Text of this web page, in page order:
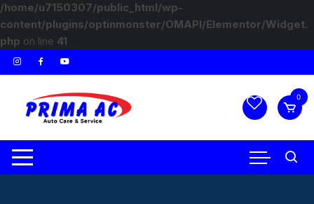
/home/u7150307/public_html/wp-
content/plugins/optinmonster/OMAPI/Elementor/Widget.
php on line 41
0